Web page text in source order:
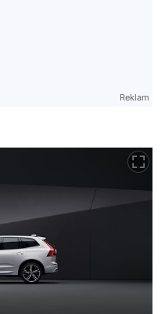
Reklam